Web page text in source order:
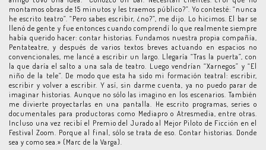
montamos obras de 15 minutos y les traemos público?”. Yo contesté: “nunca
he escrito teatro”. “Pero sabes escribir, ¿no?”, me dijo. Lo hicimos. El bar se
llenó de gente y fue entonces cuando comprendí lo que realmente siempre
había querido hacer: contar historias. Fundamos nuestra propia compañía,
Pentateatre, y después de varios textos breves actuando en espacios no
convencionales, me lancé a escribir un largo. Llegaría “Tras la puerta”, con
la que daría el salto a una sala de teatro. Luego vendrían “Xarnegos” y “El
niño de la tele”. De modo que esta ha sido mi formación teatral: escribir,
escribir y volver a escribir. Y así, sin darme cuenta, ya no puedo parar de
imaginar historias. Aunque no sólo las imagino en los escenarios. También
me divierte proyectarlas en una pantalla. He escrito programas, series o
documentales para productoras como Mediapro o Atresmedia, entre otras.
Incluso una vez recibí el Premio del Jurado al Mejor Piloto de Ficción en el
Festival Zoom. Porque al final, sólo se trata de eso. Contar historias. Donde
sea y como sea.» (Marc de la Varga).